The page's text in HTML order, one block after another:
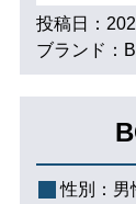
投稿日：
ブランド：
性別： 男